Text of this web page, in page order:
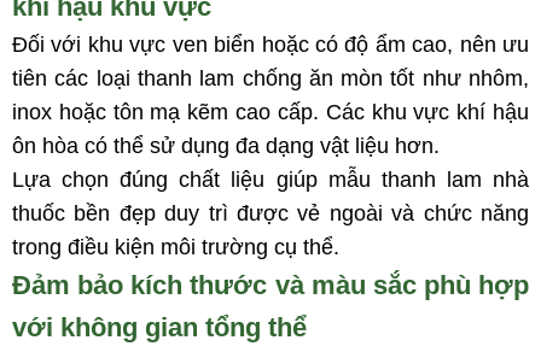
khí hậu khu vực
Đối với khu vực ven biển hoặc có độ ẩm cao, nên ưu
tiên các loại thanh lam chống ăn mòn tốt như nhôm,
inox hoặc tôn mạ kẽm cao cấp. Các khu vực khí hậu
ôn hòa có thể sử dụng đa dạng vật liệu hơn.
Lựa chọn đúng chất liệu giúp mẫu thanh lam nhà
thuốc bền đẹp duy trì được vẻ ngoài và chức năng
trong điều kiện môi trường cụ thể.
Đảm bảo kích thước và màu sắc phù hợp
với không gian tổng thể